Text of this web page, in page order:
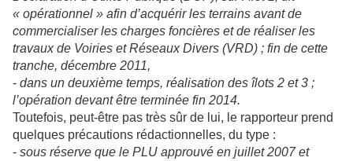
« opérationnel » afin d’acquérir les terrains avant de
commercialiser les charges foncières et de réaliser les
travaux de Voiries et Réseaux Divers (VRD) ; fin de cette
tranche, décembre 2011,
- dans un deuxième temps, réalisation des îlots 2 et 3 ;
l’opération devant être terminée fin 2014.
Toutefois, peut-être pas très sûr de lui, le rapporteur prend
quelques précautions rédactionnelles, du type :
- sous réserve que le PLU approuvé en juillet 2007 et